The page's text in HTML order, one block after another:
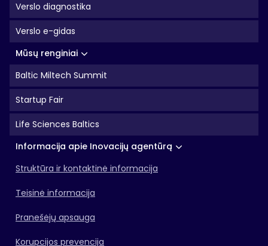
Verslo diagnostika
Verslo e-gidas
Mūsų renginiai
Baltic Miltech Summit
Startup Fair
Life Sciences Baltics
Informacija apie Inovacijų agentūrą
Struktūra ir kontaktinė informacija
Teisinė informacija
Pranešėjų apsauga
Korupcijos prevencija